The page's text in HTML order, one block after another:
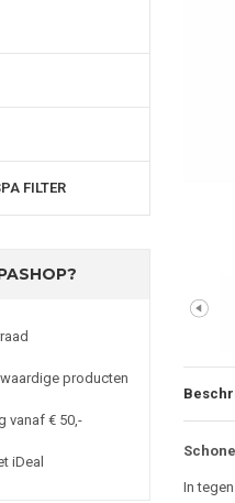
FILTER
producten
vanaf € 50,-
iDeal
In